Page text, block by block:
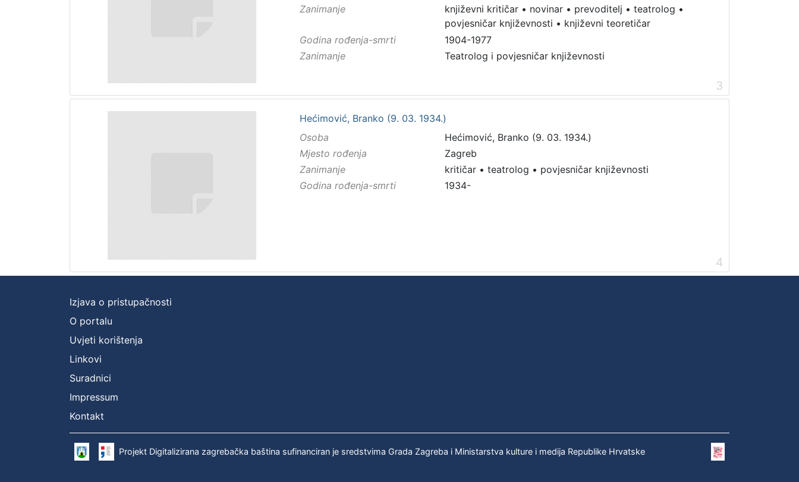
Zanimanje
književni kritičar • novinar • prevoditelj • teatrolog •
povjesničar književnosti • književni teoretičar
Godina rođenja-smrti
1904-1977
Zanimanje
Teatrolog i povjesničar književnosti
3
Hećimović, Branko (9. 03. 1934.)
Osoba
Hećimović, Branko (9. 03. 1934.)
Mjesto rođenja
Zagreb
Zanimanje
kritičar • teatrolog • povjesničar književnosti
Godina rođenja-smrti
1934-
4
Izjava o pristupačnosti
O portalu
Uvjeti korištenja
Linkovi
Suradnici
Impressum
Kontakt
Projekt Digitalizirana zagrebačka baština sufinanciran je sredstvima Grada Zagreba i Ministarstva kulture i medija Republike Hrvatske